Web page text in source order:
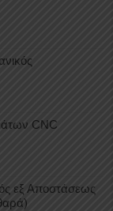
CNC
εξ Αποστάσεως